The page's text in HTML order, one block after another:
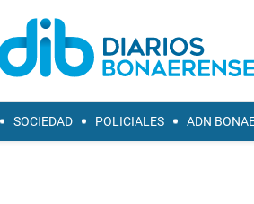
SOCIEDAD POLICIALES ADN